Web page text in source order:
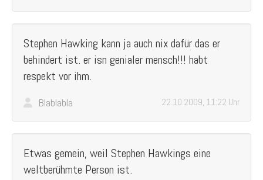
Stephen Hawking kann ja auch nix dafür das er
behindert ist. er isn genialer mensch!!! habt
respekt vor ihm.
Blablabla 22.10.2009, 11:22 Uhr
Etwas gemein, weil Stephen Hawkings eine
weltberühmte Person ist.